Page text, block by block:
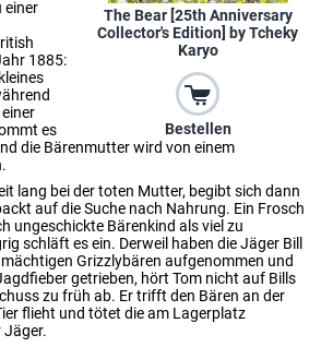
The Bear [25th Anniversary
Collector's Edition] by Tcheky
Karyo
Bestellen
einer
1885:
es
die Bärenmutter wird von einem
lang bei der toten Mutter, begibt sich dann
auf die Suche nach Nahrung. Ein Frosch
ungeschickte Bärenkind als viel zu
schläft es ein. Derweil haben die Jäger Bill
Grizzlybären aufgenommen und
getrieben, hört Tom nicht auf Bills
zu früh ab. Er trifft den Bären an der
flieht und tötet die am Lagerplatz
Jäger.